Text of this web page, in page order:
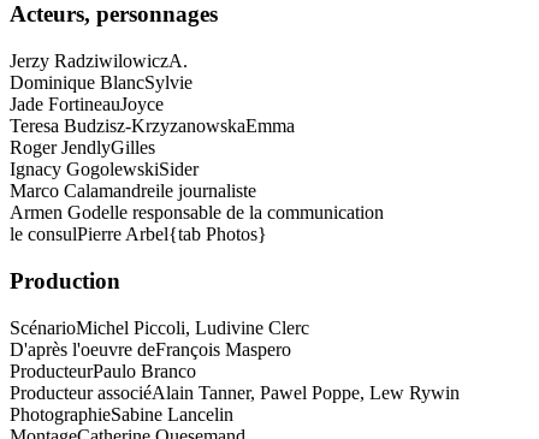
Acteurs, personnages
Jerzy RadziwilowiczA.
Dominique BlancSylvie
Jade FortineauJoyce
Teresa Budzisz-KrzyzanowskaEmma
Roger JendlyGilles
Ignacy GogolewskiSider
Marco Calamandreile journaliste
Armen Godelle responsable de la communication
le consulPierre Arbel{tab Photos}
Production
ScénarioMichel Piccoli, Ludivine Clerc
D'après l'oeuvre deFrançois Maspero
ProducteurPaulo Branco
Producteur associéAlain Tanner, Pawel Poppe, Lew Rywin
PhotographieSabine Lancelin